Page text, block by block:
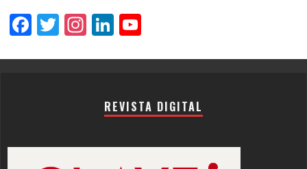
Facebook
Twitter
Instagram
LinkedIn
REVISTA DIGITAL